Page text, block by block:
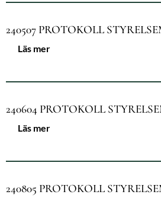
240507 PROTOKOLL
Läs mer
240604 PROTOKOLL
Läs mer
240805 PROTOKOLL